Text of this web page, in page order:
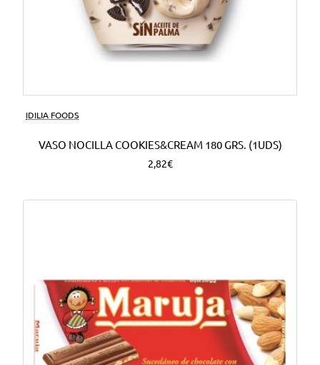
IDILIA FOODS
VASO NOCILLA COOKIES&CREAM 180 GRS. (1UDS)
2,82€